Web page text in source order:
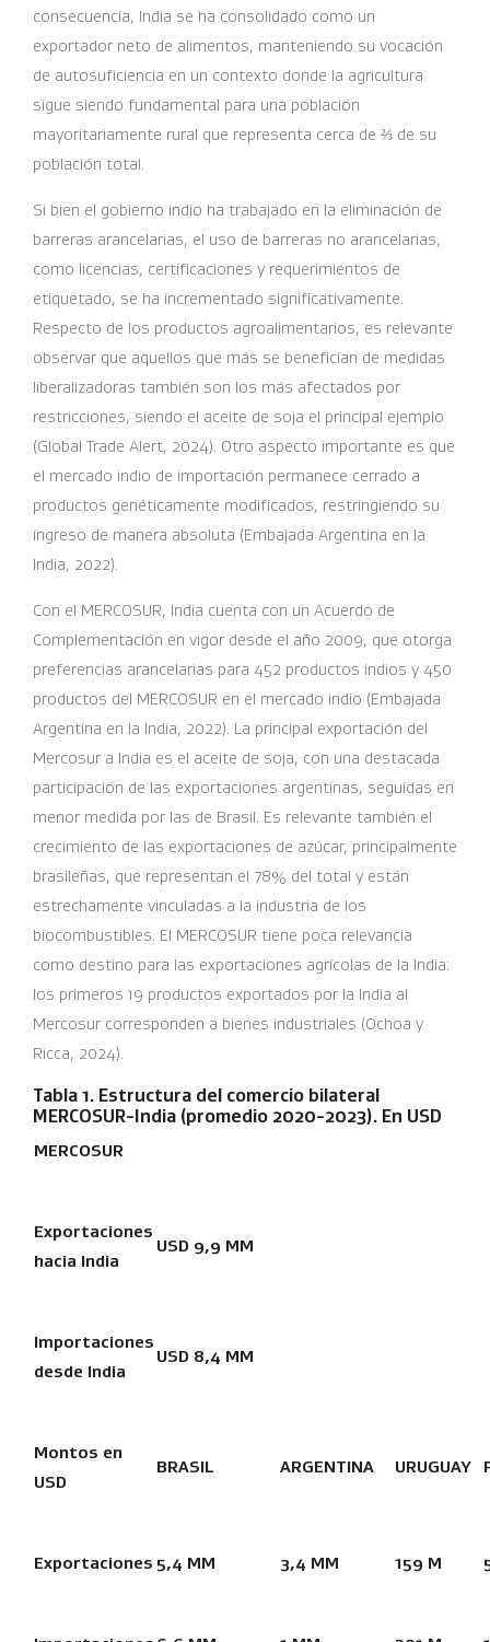
consecuencia, India se ha consolidado como un
exportador neto de alimentos, manteniendo su vocación
de autosuficiencia en un contexto donde la agricultura
sigue siendo fundamental para una población
mayoritariamente rural que representa cerca de ⅔ de su
población total.
Si bien el gobierno indio ha trabajado en la eliminación de
barreras arancelarias, el uso de barreras no arancelarias,
como licencias, certificaciones y requerimientos de
etiquetado, se ha incrementado significativamente.
Respecto de los productos agroalimentarios, es relevante
observar que aquellos que más se benefician de medidas
liberalizadoras también son los más afectados por
restricciones, siendo el aceite de soja el principal ejemplo
(Global Trade Alert, 2024). Otro aspecto importante es que
el mercado indio de importación permanece cerrado a
productos genéticamente modificados, restringiendo su
ingreso de manera absoluta (Embajada Argentina en la
India, 2022).
Con el MERCOSUR, India cuenta con un Acuerdo de
Complementación en vigor desde el año 2009, que otorga
preferencias arancelarias para 452 productos indios y 450
productos del MERCOSUR en el mercado indio (Embajada
Argentina en la India, 2022). La principal exportación del
Mercosur a India es el aceite de soja, con una destacada
participación de las exportaciones argentinas, seguidas en
menor medida por las de Brasil. Es relevante también el
crecimiento de las exportaciones de azúcar, principalmente
brasileñas, que representan el 78% del total y están
estrechamente vinculadas a la industria de los
biocombustibles. El MERCOSUR tiene poca relevancia
como destino para las exportaciones agrícolas de la India:
los primeros 19 productos exportados por la India al
Mercosur corresponden a bienes industriales (Ochoa y
Ricca, 2024).
Tabla 1. Estructura del comercio bilateral
MERCOSUR-India (promedio 2020-2023). En USD
MERCOSUR
Exportaciones
hacia India
USD 9,9 MM
Importaciones
desde India
USD 8,4 MM
Montos en
USD
BRASIL ARGENTINA URUGUAY
Exportaciones 5,4 MM 3,4 MM 159 M